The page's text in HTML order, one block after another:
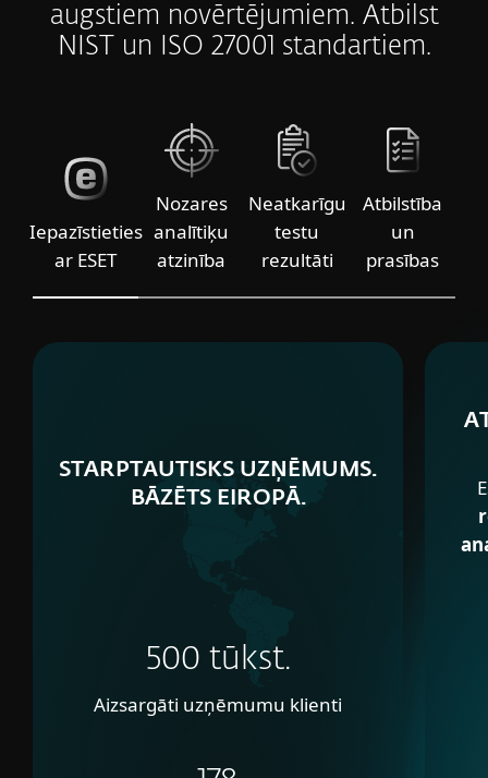
augstiem novērtējumiem. Atbilst
NIST un ISO 27001 standartiem.
Iepazīstieties
ar ESET
Nozares
analītiķu
atzinība
Neatkarīgu
testu
rezultāti
Atbilstība
un
prasības
STARPTAUTISKS UZŅĒMUMS.
BĀZĒTS EIROPĀ.
500 tūkst.
Aizsargāti uzņēmumu klienti